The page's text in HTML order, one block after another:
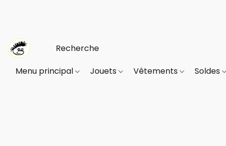
Menu principal Jouets Vêtements Soldes